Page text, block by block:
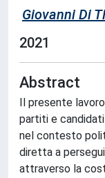
Giovanni Di
2021
Abstract
Il presente
partiti e
nel contesto
diretta a
attraverso la